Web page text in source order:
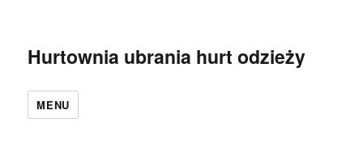
Hurtownia ubrania hurt odzieży
MENU